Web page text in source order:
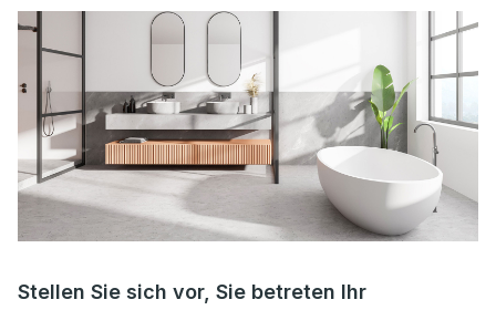
Stellen Sie sich vor, Sie betreten Ihr